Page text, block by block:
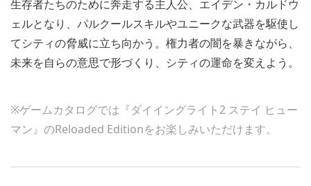
生存者たちのために奔走する主人公、エイデン・カルドウ
ェルとなり、パルクールスキルやユニークな武器を駆使し
てシティの脅威に立ち向かう。権力者の闇を暴きながら、
未来を自らの意思で形づくり、シティの運命を変えよう。
※ゲームカタログでは『ダイイングライト2 ステイ ヒュー
マン』のReloaded Editionをお楽しみいただけます。